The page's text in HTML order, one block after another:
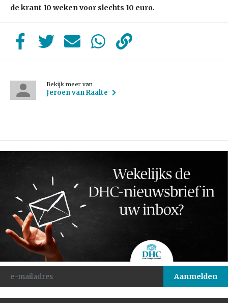
de krant 10 weken voor slechts 10 euro.
Bekijk meer van
Jeroen van Raalte